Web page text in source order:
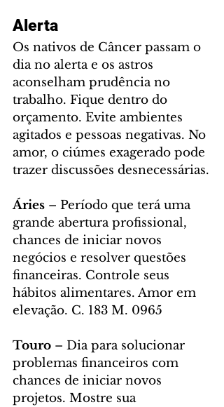
Alerta
Os nativos de Câncer passam o
dia no alerta e os astros
aconselham prudência no
trabalho. Fique dentro do
orçamento. Evite ambientes
agitados e pessoas negativas. No
amor, o ciúmes exagerado pode
trazer discussões desnecessárias.
Áries – Período que terá uma
grande abertura profissional,
chances de iniciar novos
negócios e resolver questões
financeiras. Controle seus
hábitos alimentares. Amor em
elevação. C. 183 M. 0965
Touro – Dia para solucionar
problemas financeiros com
chances de iniciar novos
projetos. Mostre sua